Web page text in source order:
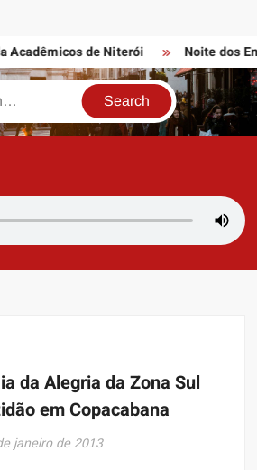
de Niterói Noite dos
da Alegria da Zona Sul
em Copacabana
janeiro de 2013